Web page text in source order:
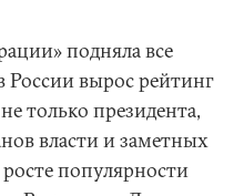
подняла все
России вырос рейтинг
только президента,
власти и заметных
популярности